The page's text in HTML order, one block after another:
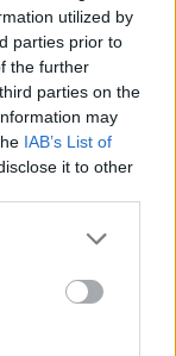
utilized by
parties prior to
the further
parties on the
may
IAB’s List of
it to other
už „Bentley“ ir